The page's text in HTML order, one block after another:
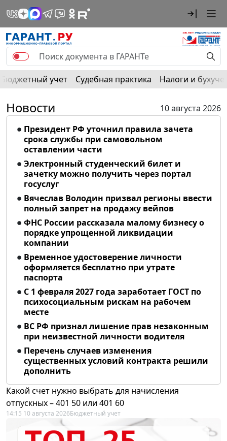
Бюджетный учет Судебная практика Налоги и
Новости
10 августа 2026
Президент РФ уточнил правила зачета
срока службы при самовольном
оставлении части
Электронный студенческий билет и
зачетку можно получить через портал
госуслуг
Вячеслав Володин призвал регионы ввести
полный запрет на продажу вейпов
ФНС России рассказала малому бизнесу о
порядке упрощенной ликвидации
компании
Временное удостоверение личности
оформляется бесплатно при утрате
паспорта
С 1 февраля 2027 года заработает ГОСТ по
психосоциальным рискам на рабочем
месте
ВС РФ признал лишение прав незаконным
при неизвестной личности водителя
Перечень случаев изменения
существенных условий контракта решили
дополнить
Какой счет нужно выбрать для начисления
отпускных – 401 50 или 401 60
14:15 10 августа 2026Бюджетный учет